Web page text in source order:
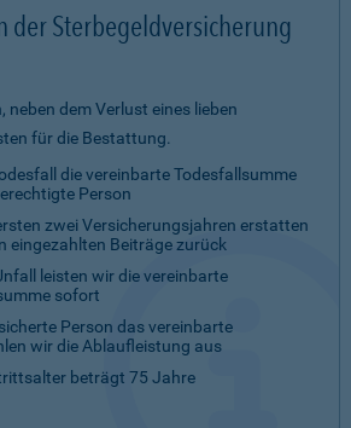
der Sterbegeldversicherung
neben dem Verlust eines lieben
für die Bestattung.
die vereinbarte Todesfallsumme
Person
zwei Versicherungsjahren erstatten
eingezahlten Beiträge zurück
leisten wir die vereinbarte
sofort
Person das vereinbarte
wir die Ablaufleistung aus
beträgt 75 Jahre